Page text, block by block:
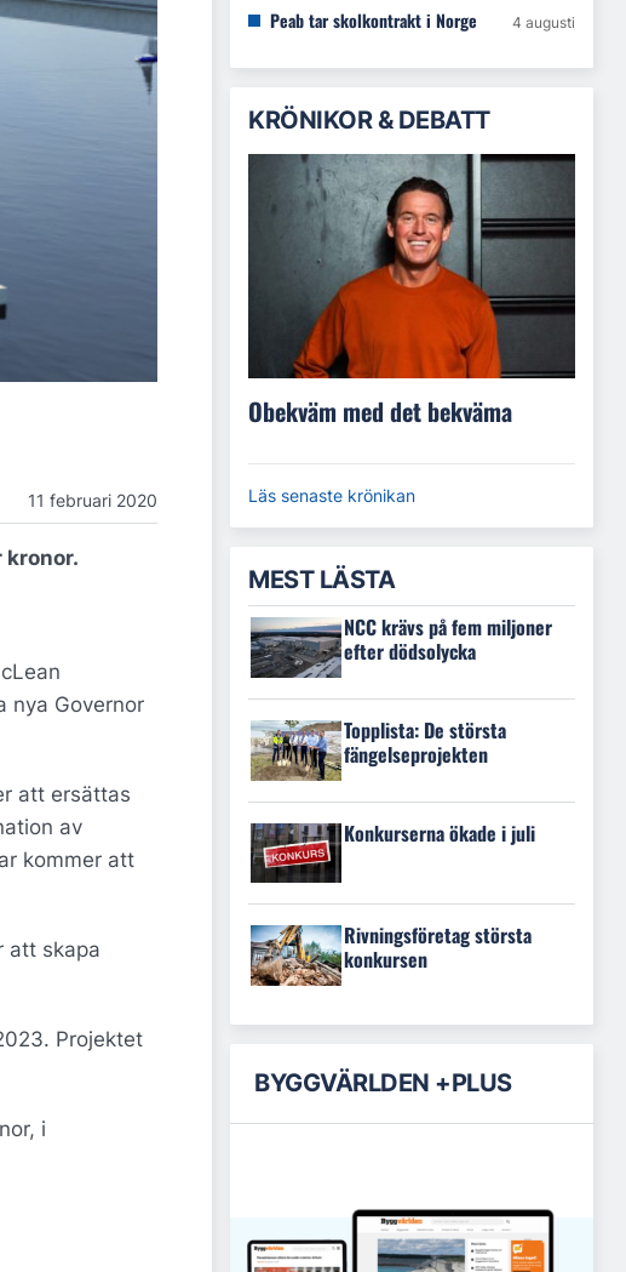
11 februari 2020
kronor.
nya Governor
att ersättas
av
kommer att
att skapa
Projektet
i
Peab tar skolkontrakt i Norge 4 augusti
KRÖNIKOR & DEBATT
Obekväm med det bekväma
Läs senaste krönikan
MEST LÄSTA
NCC krävs på fem miljoner
efter dödsolycka
Topplista: De största
fängelseprojekten
Konkurserna ökade i juli
Rivningsföretag största
konkursen
BYGGVÄRLDEN +PLUS